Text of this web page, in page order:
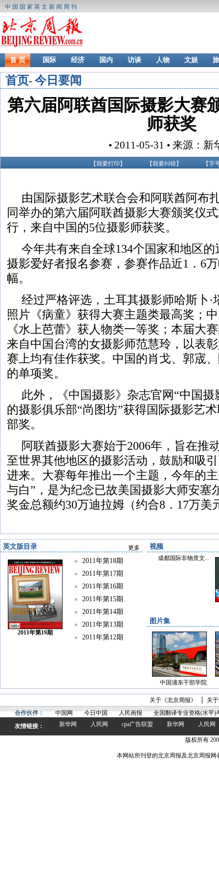
中国国家英文新闻周刊
首 页 国际 经济 国内 访谈 人物 文娱
首页- 今日要闻
第六届阿联酋国际摄影大赛
师获奖
• 2011-05-31 • 来源：新
【我要打印 】 【我要纠错】 【字
由国际摄影艺术联合会和阿联酋阿布
同举办的第六届阿联酋摄影大赛颁奖仪
行，来自中国的5位摄影师获奖。
今年共有来自全球134个国家和地区
摄影爱好者报名参赛，参赛作品近1．6
幅。
经过严格评选，土耳其摄影师哈斯卜·
照片《病童》获得大赛主题类最高奖；
《水上芭蕾》获人物类一等奖；本届大
来自中国台湾的女摄影师范慧玲，以表
赛上均有佳作获奖。中国的肖戈、郭宬
的单项奖。
此外，《中国摄影》杂志官网“中国
的摄影俱乐部“尚图坊”获得国际摄影艺
部奖。
阿联酋摄影大赛始于2006年，旨在推
至世界其他地区的摄影活动，鼓励和吸
进来。大赛每年推出一个主题，今年的
与白”，是为纪念已故美国摄影大师安塞
奖金总额约30万迪拉姆（约合8．17万美
英文版目录 更多
2011年第19期
2011年第18期
2011年第17期
2011年第16期
2011年第15期
2011年第14期
2011年第13期
2011年第12期
视频
成都国际非物质文...
图片集
中国浦东干部学院
关于《北京周报》
关
合作伙伴：
中国网 今日中国 人民画报
全国翻译专业资格(水平)
友情链接：
新华网 人民网 cpa广告联盟 新华网 人民网
版权所有
本网站所刊登的北京周报及北京周报